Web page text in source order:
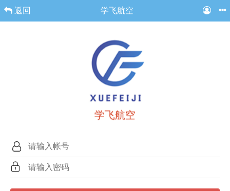
返回 学飞航空
学飞航空